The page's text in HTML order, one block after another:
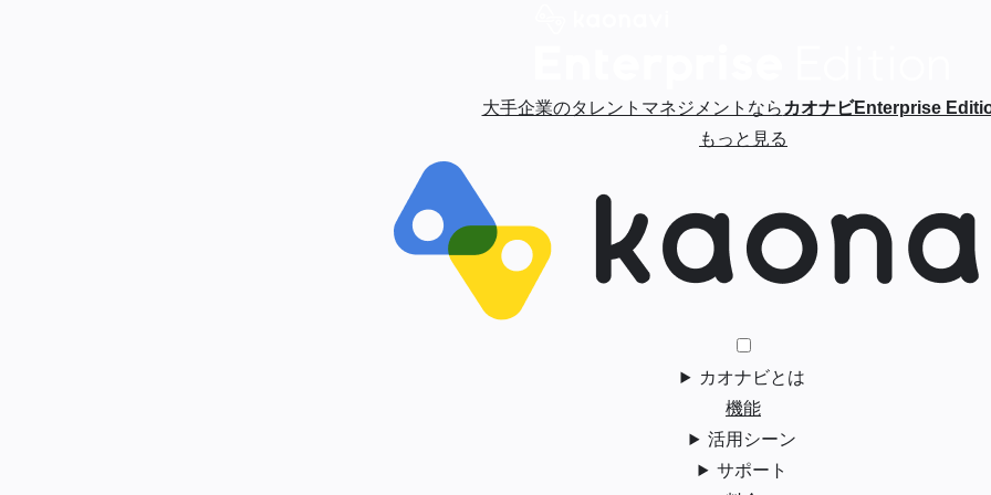
大手企業のタレントマネジメントならカオナビEnterprise
もっと見る
カオナビとは
機能
活用シーン
サポート